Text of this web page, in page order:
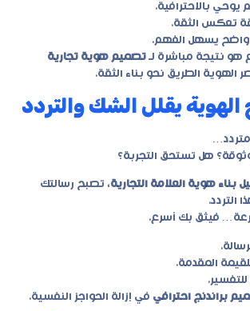
بالاحترافية.
تعكس الثقة.
يسهل الفهم.
هو نتيجة مباشرة لـ تصميم هوية تجارية
الهوية الطريق نحو بناء الثقة.
الهوية يقلل الشك والتردد
متردد…
هل تستحق التجربة؟
بناء هوية العلامة التجارية، تصبح رسالتك
التردد.
فيثق بك أسرع.
المقدمة.
للتفسير.
براندنج احترافي في إزالة الحواجز النفسية.